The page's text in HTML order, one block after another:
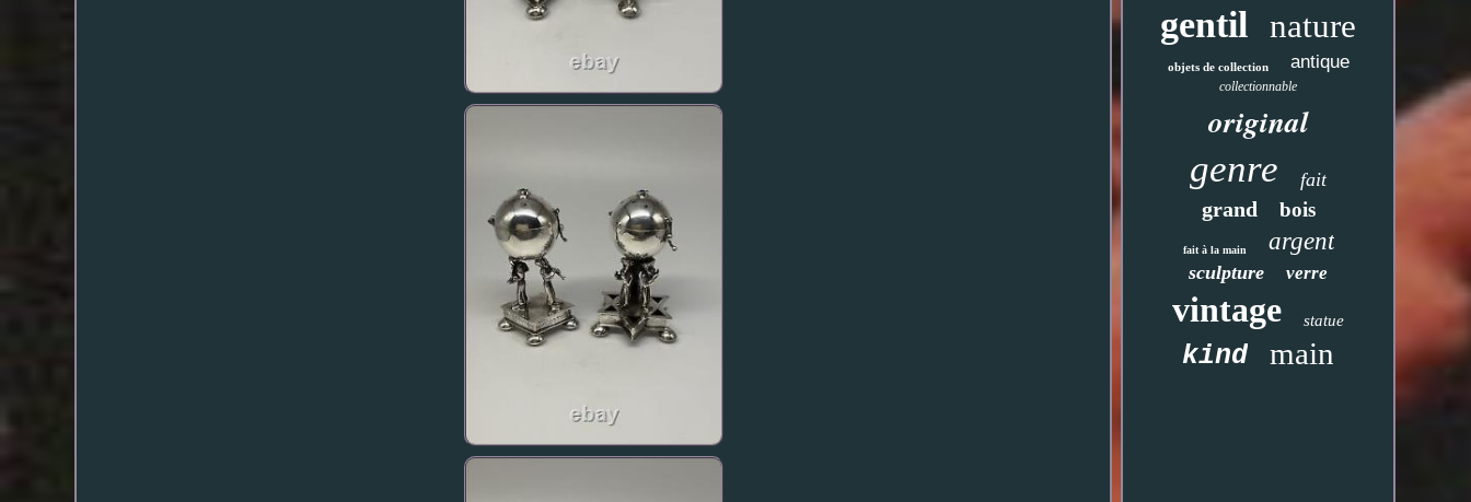
gentil nature
objets de collection antique
collectionnable
original
genre fait
grand bois
fait à la main argent
sculpture verre
vintage statue
kind main